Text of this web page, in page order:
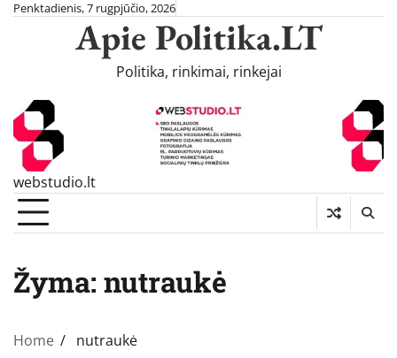
SkipPenktadienis, 7 rugpjūčio, 2026
Apie Politika.LT
Politika, rinkimai, rinkejai
webstudio.lt
Žyma: nutraukė
Home nutraukė